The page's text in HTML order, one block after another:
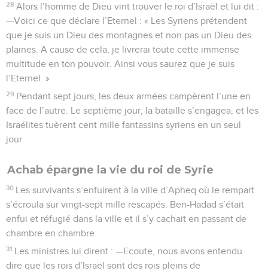
28 Alors l’homme de Dieu vint trouver le roi d’Israël et lui dit :
—Voici ce que déclare l’Eternel : « Les Syriens prétendent
que je suis un Dieu des montagnes et non pas un Dieu des
plaines. A cause de cela, je livrerai toute cette immense
multitude en ton pouvoir. Ainsi vous saurez que je suis
l’Eternel. »
29 Pendant sept jours, les deux armées campèrent l’une en
face de l’autre. Le septième jour, la bataille s’engagea, et les
Israélites tuèrent cent mille fantassins syriens en un seul
jour.
Achab épargne la vie du roi de Syrie
30 Les survivants s’enfuirent à la ville d’Apheq où le rempart
s’écroula sur vingt-sept mille rescapés. Ben-Hadad s’était
enfui et réfugié dans la ville et il s’y cachait en passant de
chambre en chambre.
31 Les ministres lui dirent : —Ecoute, nous avons entendu
dire que les rois d’Israël sont des rois pleins de